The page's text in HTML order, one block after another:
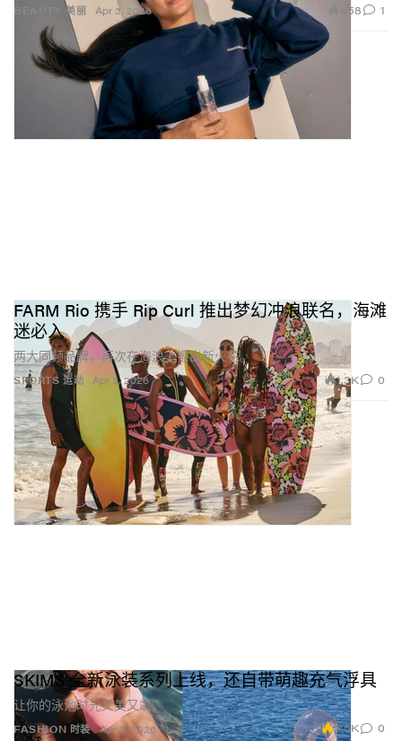
除了材料之外，品牌的商业模式同样以责任为前提。我
OMÔL 接下来有什么计划？
我们的目标，是持续将 OMÔL 打造为一个具备自我觉知
的全球奢华品牌。我们希望扩展 Totem 宇宙，探索更多
BEAUTY 美丽 Apr 3, 2026 858 1
SPORTS 运动
FARM Rio 携手 Rip Curl 推出梦幻冲浪联名，海滩
迷必入
两大同频品牌，再次在海浪上擦出新火花。
Apr 3, 2026 1.3K 0
FASHION 时装
SKIMS 全新泳装系列上线，还自带萌趣充气浮具
让你的泳池时光又美又飒。
Apr 3, 2026 5.5K 0